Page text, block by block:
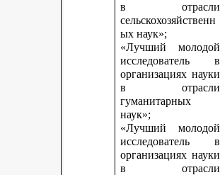
в отрасли
сельскохозяйственн
ых наук»;
«Лучший молодой
исследователь в
организациях науки
в отрасли
гуманитарных
наук»;
«Лучший молодой
исследователь в
организациях науки
в отрасли